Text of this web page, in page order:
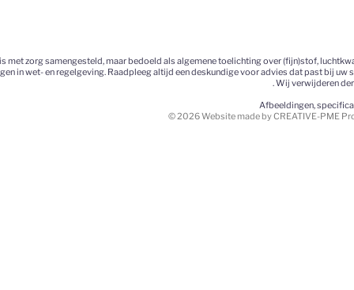
met zorg samengesteld, maar bedoeld als algemene toelichting over (fijn)stof,
in wet- en regelgeving. Raadpleeg altijd een deskundige voor advies dat past bij
. Wij verwijderen
Afbeeldingen,
© 2026 Website made by CREATIVE-PME